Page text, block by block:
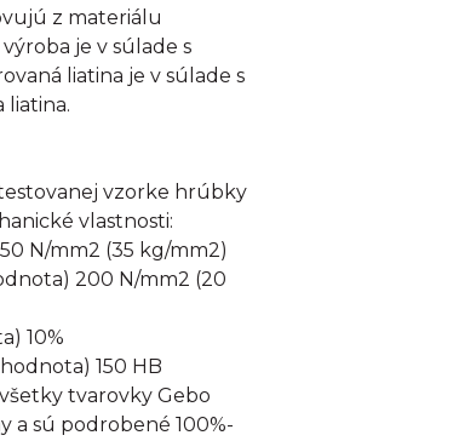
z materiálu
je v súlade s
liatina je v súlade s
liatina.
vzorke hrúbky
vlastnosti:
N/mm2 (35 kg/mm2)
200 N/mm2 (20
10%
150 HB
tvarovky Gebo
a sú podrobené 100%-